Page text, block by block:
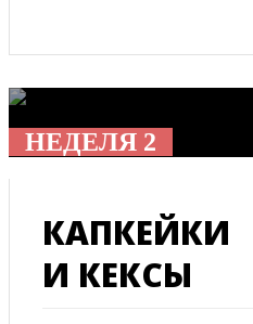
НЕДЕЛЯ 2
КАПКЕЙКИ
И КЕКСЫ